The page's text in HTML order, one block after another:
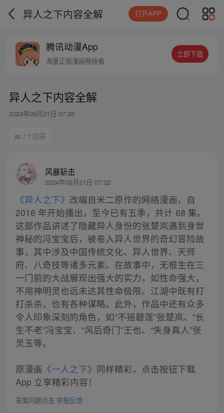
异人之下内容全解 打开APP
腾讯动漫App
海量正版漫画畅快看
立即下载
异人之下内容全解
2024年09月21日 07:32
1个回答
风暴斩击
2024年09月21日 07:32
《异人之下》 改编自米二原作的网络漫画，自
2016 年开始播出，至今已有五季，共计 68 集。
这部作品讲述了隐藏异人身份的张楚岚遇到身世
神秘的冯宝宝后，被卷入异人世界的奇幻冒险故
事，其中涉及中国传统文化、异人世界、天师
府、八奇技等诸多元素。在故事中，无根生在三
一门前的大战展现出强大的实力，如性命强大，
不用神明灵也远未达其性命极限。江湖中既有打
打杀杀，也有各种谋略。此外，作品中还有众多
令人印象深刻的角色，如“不摇碧莲”张楚岚、“长
生不老”冯宝宝、“风后奇门”王也、“失身真人”张
灵玉等。
原漫画 《一人之下》 同样精彩，点击按钮下载
App 立享精彩内容！
答案问题点击 举报反馈